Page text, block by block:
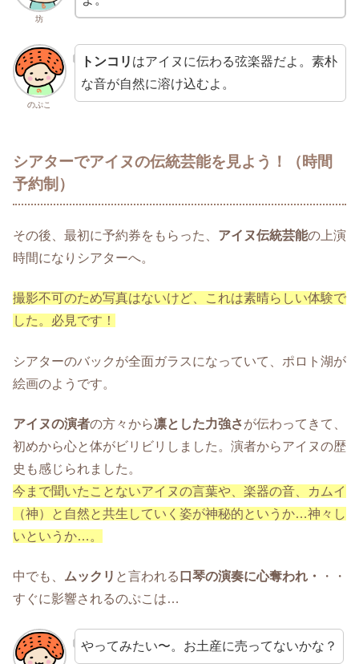
坊
のぷこ
トンコリ はアイヌに伝わる弦楽器だよ。素朴
な音が自然に溶け込むよ。
シアターでアイヌの伝統芸能を見よう！（時間
予約制）
その後、最初に予約券をもらった、 アイヌ伝統芸能の上演
時間になりシアターへ。
撮影不可のため写真はないけど、これは素晴らしい体験で
した。必見です！
シアターのバックが全面ガラスになっていて、ポロト湖が
絵画のようです。
アイヌの演者の方々から凛とした力強さが伝わってきて、
初めから心と体がビリビリしました。演者からアイヌの歴
史も感じられました。
今まで聞いたことないアイヌの言葉や、楽器の音、カムイ
（神）と自然と共生していく姿が神秘的というか…神々し
いというか…。
中でも、 ムックリ と言われる 口琴の演奏に心奪われ・
・・
すぐに影響されるのぷこは…
やってみたい〜。お土産に売ってないかな？